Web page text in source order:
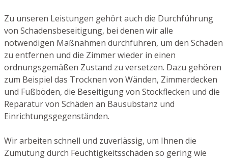
Zu unseren Leistungen gehört auch die Durchführung
von Schadensbeseitigung, bei denen wir alle
notwendigen Maßnahmen durchführen, um den Schaden
zu entfernen und die Zimmer wieder in einen
ordnungsgemäßen Zustand zu versetzen. Dazu gehören
zum Beispiel das Trocknen von Wänden, Zimmerdecken
und Fußböden, die Beseitigung von Stockflecken und die
Reparatur von Schäden an Bausubstanz und
Einrichtungsgegenständen.
Wir arbeiten schnell und zuverlässig, um Ihnen die
Zumutung durch Feuchtigkeitsschäden so gering wie